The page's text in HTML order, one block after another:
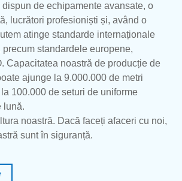
de echipamente avansate, o
lucrători profesioniști și, având o
atinge standarde internaționale
standardele europene,
Capacitatea noastră de producție de
ajunge la 9.000.000 de metri
100.000 de seturi de uniforme
lună.
noastră. Dacă faceți afaceri cu noi,
sunt în siguranță.